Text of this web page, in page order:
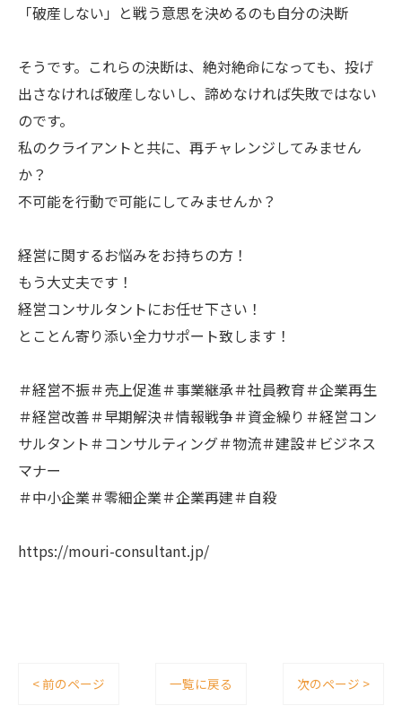
「破産しない」と戦う意思を決めるのも自分の決断
そうです。これらの決断は、絶対絶命になっても、投げ
出さなければ破産しないし、諦めなければ失敗ではない
のです。
私のクライアントと共に、再チャレンジしてみません
か？
不可能を行動で可能にしてみませんか？
経営に関するお悩みをお持ちの方！
もう大丈夫です！
経営コンサルタントにお任せ下さい！
とことん寄り添い全力サポート致します！
＃経営不振＃売上促進＃事業継承＃社員教育＃企業再生
＃経営改善＃早期解決＃情報戦争＃資金繰り＃経営コン
サルタント＃コンサルティング＃物流＃建設＃ビジネス
マナー
＃中小企業＃零細企業＃企業再建＃自殺
https://mouri-consultant.jp/
< 前のページ 一覧に戻る 次のページ >